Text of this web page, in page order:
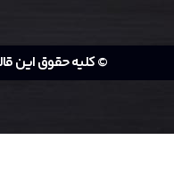
© کلیه حقوق این